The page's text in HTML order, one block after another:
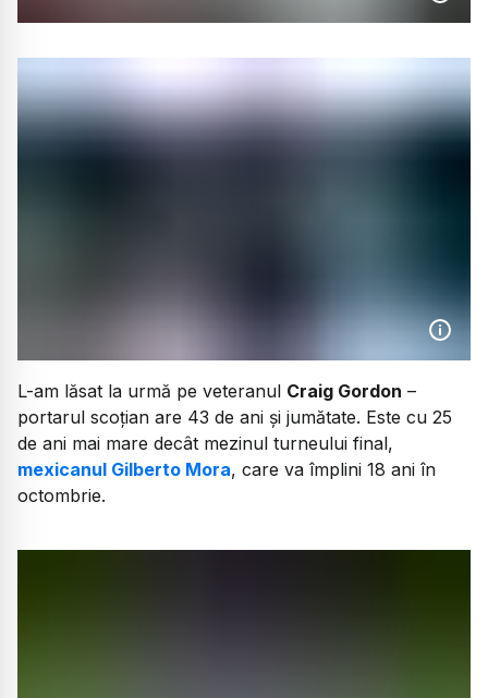
L-am lăsat la urmă pe veteranul Craig Gordon –
portarul scoțian are 43 de ani și jumătate. Este cu 25
de ani mai mare decât mezinul turneului final,
mexicanul Gilberto Mora, care va împlini 18 ani în
octombrie.